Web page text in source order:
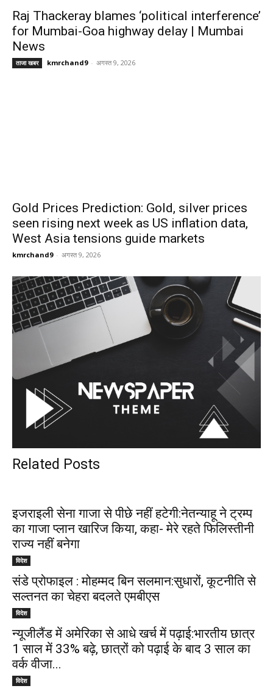
Raj Thackeray blames ‘political interference’
for Mumbai-Goa highway delay | Mumbai
News
ताजा खबर kmrchand9 - अगस्त 9, 2026
Gold Prices Prediction: Gold, silver prices
seen rising next week as US inflation data,
West Asia tensions guide markets
kmrchand9 - अगस्त 9, 2026
Related Posts
इजराइली सेना गाजा से पीछे नहीं हटेगी:नेतन्याहू ने ट्रम्प
का गाजा प्लान खारिज किया, कहा- मेरे रहते फिलिस्तीनी
राज्य नहीं बनेगा
विदेश
संडे प्रोफाइल : मोहम्मद बिन सलमान:सुधारों, कूटनीति से
सल्तनत का चेहरा बदलते एमबीएस
विदेश
न्यूजीलैंड में अमेरिका से आधे खर्च में पढ़ाई:भारतीय छात्र
1 साल में 33% बढ़े, छात्रों को पढ़ाई के बाद 3 साल का
वर्क वीजा...
विदेश